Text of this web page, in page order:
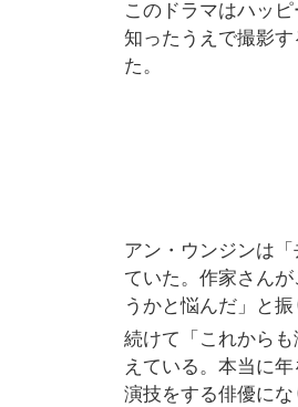
このドラマはハッ
知ったうえで撮影
た。
アン・ウンジンは
ていた。作家さん
うかと悩んだ」と
続けて「これから
えている。本当に
演技をする俳優にな